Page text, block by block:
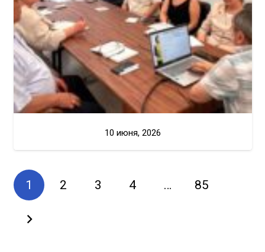
10 июня, 2026
1 2 3 4 … 85